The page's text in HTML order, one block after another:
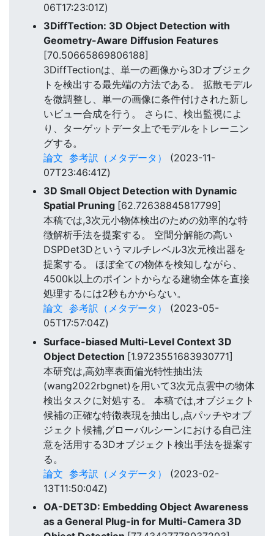
06T17:23:01Z)
3DiffTection: 3D Object Detection with
Geometry-Aware Diffusion Features
[70.50665869806188]
3DiffTectionは、単一の画像から3Dオブジェク
トを検出する最先端の方法である。 拡散モデル
を微調整し、単一の画像に条件付けされた新し
いビュー合成を行う。 さらに、検出監視によ
り、ターゲットデータ上でモデルをトレーニン
グする。
論文 参考訳（メタデータ）
(2023-11-
07T23:46:41Z)
3D Small Object Detection with Dynamic
Spatial Pruning [62.72638845817799]
本稿では,3次元小物体検出のための効率的な特
徴解析手法を提案する。 空間分解能の高い
DSPDet3Dというマルチレベル3次元検出器を
提案する。 ほぼ全ての物体を検知しながら、
4500k以上のポイントからなる建物全体を直接
処理するには2秒もかからない。
論文 参考訳（メタデータ）
(2023-05-
05T17:57:04Z)
Surface-biased Multi-Level Context 3D
Object Detection [1.9723551683930771]
本研究は,高効率表面偏光特性抽出法
(wang2022rbgnet)を用いて3次元点雲中の物体
検出タスクに対処する。 本稿では,オブジェクト
候補の正確な特徴表現を抽出し,点パッチやオブ
ジェクト候補,グローバルシーンにおける自己注
意を活用する3Dオブジェクト検出手法を提案す
る。
論文 参考訳（メタデータ）
(2023-02-
13T11:50:04Z)
OA-DET3D: Embedding Object Awareness
as a General Plug-in for Multi-Camera 3D